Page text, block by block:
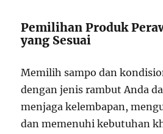
Pemilihan Produk
yang Sesuai
Memilih sampo dan
dengan jenis rambut Anda
menjaga kelembapan,
dan memenuhi kebutuhan